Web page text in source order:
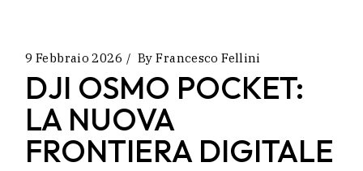
9 Febbraio 2026 By Francesco Fellini
DJI OSMO POCKET:
LA NUOVA
FRONTIERA DIGITALE